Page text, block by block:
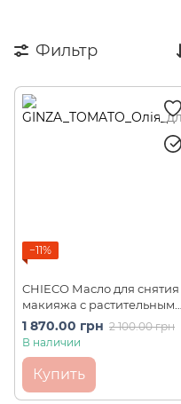
Фильтр
−11%
CHIECO Масло для снятия
макияжа с растительными
экстрактами GINZA
TOMATO Cleansing Oil C
1 870.00 грн 2 100.00 грн
В наличии
Купить